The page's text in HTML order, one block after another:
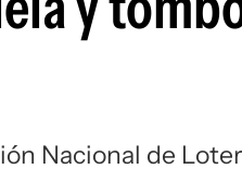
Nacional de